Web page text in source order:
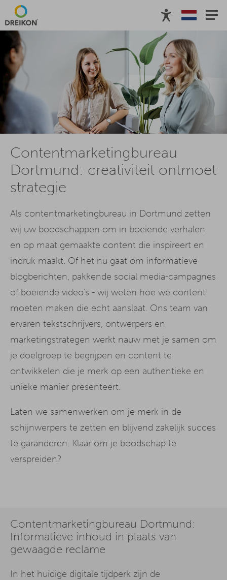
Contentmarketingbureau
Dortmund: creativiteit ontmoet
strategie
Als contentmarketingbureau in Dortmund zetten
wij uw boodschappen om in boeiende verhalen
en op maat gemaakte content die inspireert en
indruk maakt. Of het nu gaat om informatieve
blogberichten, pakkende social media-campagnes
of boeiende video's - wij weten hoe we content
moeten maken die echt aanslaat. Ons team van
ervaren tekstschrijvers, ontwerpers en
marketingstrategen werkt nauw met je samen om
je doelgroep te begrijpen en content te
ontwikkelen die je merk op een authentieke en
unieke manier presenteert.
Laten we samenwerken om je merk in de
schijnwerpers te zetten en blijvend zakelijk succes
te garanderen. Klaar om je boodschap te
verspreiden?
Contentmarketingbureau Dortmund:
Informatieve inhoud in plaats van
gewaagde reclame
In het huidige digitale tijdperk zijn de